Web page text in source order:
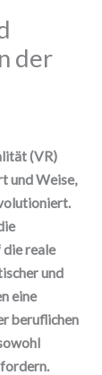
der
(VR)
und Weise,
reale
und
eine
beruflichen